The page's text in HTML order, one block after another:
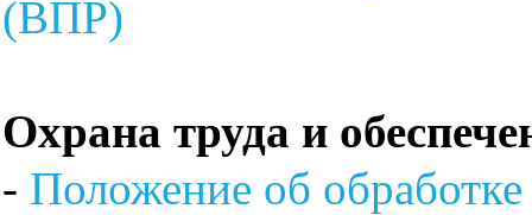
(ВПР)
Охрана труда и
- Положение об